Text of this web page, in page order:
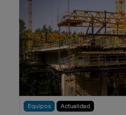
Equipos Actualidad